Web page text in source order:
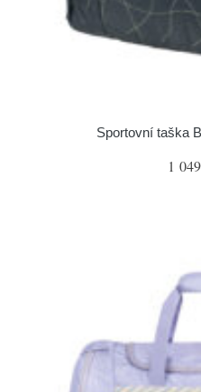
Sportovní taška
1